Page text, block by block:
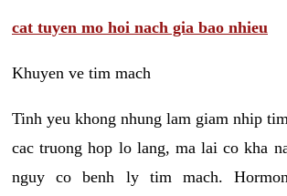
cat tuyen mo hoi nach gia bao nhieu
Khuyen ve tim mach
Tinh yeu khong nhung lam giam nhip
cac truong hop lo lang, ma lai co kha
nguy co benh ly tim mach.